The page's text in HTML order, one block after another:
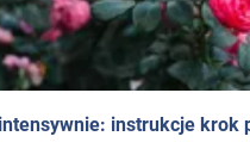
instrukcje krok